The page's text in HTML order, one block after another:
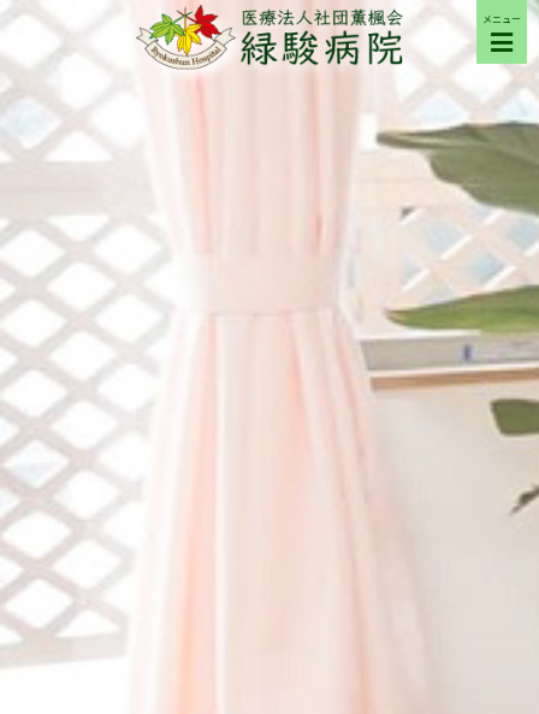
メニュー
ご来院の方へ
病院について
部門紹介
採用希望の方へ